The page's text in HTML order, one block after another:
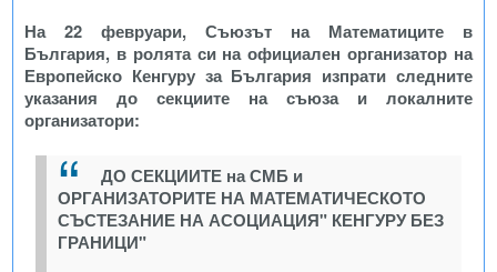
На 22 февруари, Съюзът на Математиците в
България, в ролята си на официален организатор на
Европейско Кенгуру за България изпрати следните
указания до секциите на съюза и локалните
организатори:
ДО СЕКЦИИТЕ на СМБ и
ОРГАНИЗАТОРИТЕ НА МАТЕМАТИЧЕСКОТО
СЪСТЕЗАНИЕ НА АСОЦИАЦИЯ" КЕНГУРУ БЕЗ
ГРАНИЦИ"